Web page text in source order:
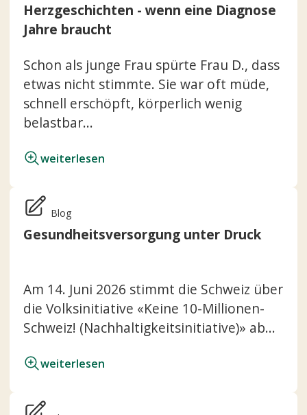
Herzgeschichten - wenn eine Diagnose
Jahre braucht
Schon als junge Frau spürte Frau D., dass
etwas nicht stimmte. Sie war oft müde,
schnell erschöpft, körperlich wenig
belastbar...
weiterlesen
Blog
Gesundheitsversorgung unter Druck
Am 14. Juni 2026 stimmt die Schweiz über
die Volksinitiative «Keine 10-Millionen-
Schweiz! (Nachhaltigkeitsinitiative)» ab...
weiterlesen